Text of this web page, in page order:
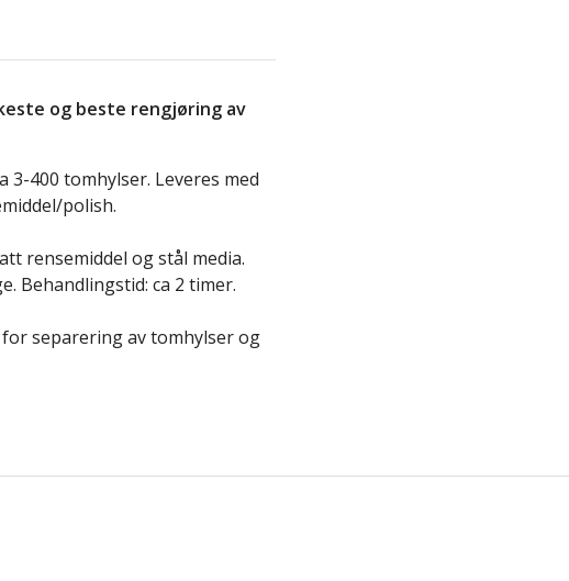
og beste rengjøring av
400 tomhylser. Leveres med
polish.
rensemiddel og stål media.
Behandlingstid: ca 2 timer.
separering av tomhylser og